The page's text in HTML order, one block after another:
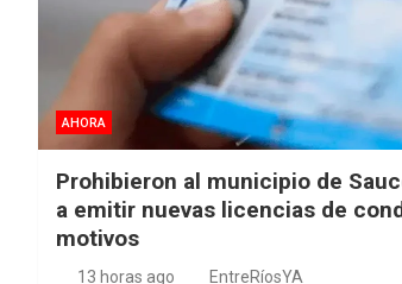
AHORA
Prohibieron al municipio de
a emitir nuevas licencias de
motivos
13 horas ago EntreRíosYA